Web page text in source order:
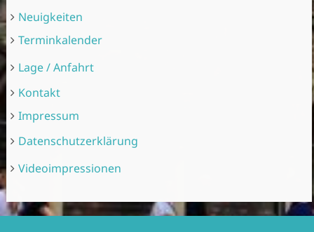
Neuigkeiten
Terminkalender
Lage / Anfahrt
Kontakt
Impressum
Datenschutzerklärung
Videoimpressionen